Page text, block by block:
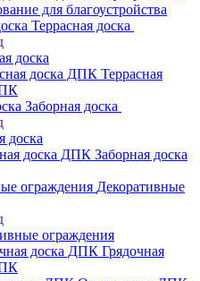
для благоустройства
Террасная доска
доска
Террасная
Заборная доска
доска
Заборная доска
Декоративные
ограждения
Грядочная